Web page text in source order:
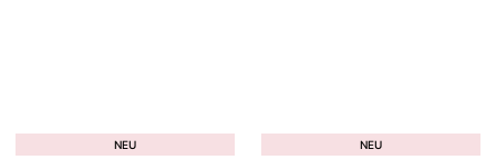
NEU NEU